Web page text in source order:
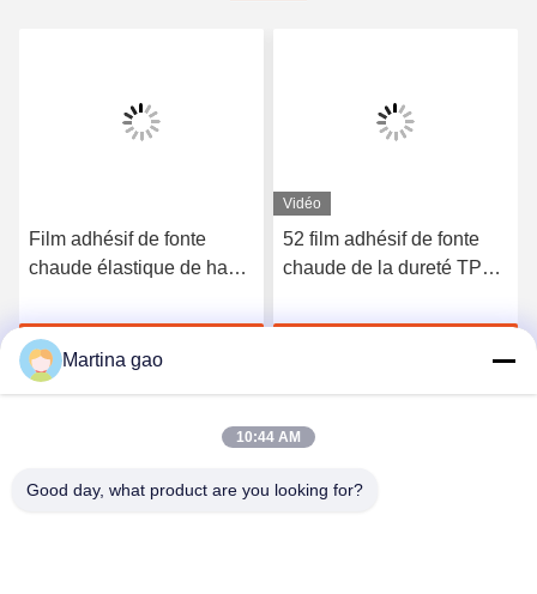
Film adhésif de fonte
chaude élastique de haute
3412
Discuter Maintenant
Vidéo
52 film adhésif de fonte
chaude de la dureté TPU
vêtements sans couture
Martina gao
10:44 AM
Good day, what product are you looking for?